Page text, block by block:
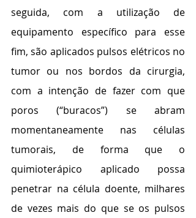
seguida, com a utilização de
equipamento específico para esse
fim, são aplicados pulsos elétricos no
tumor ou nos bordos da cirurgia,
com a intenção de fazer com que
poros (“buracos”) se abram
momentaneamente nas células
tumorais, de forma que o
quimioterápico aplicado possa
penetrar na célula doente, milhares
de vezes mais do que se os pulsos